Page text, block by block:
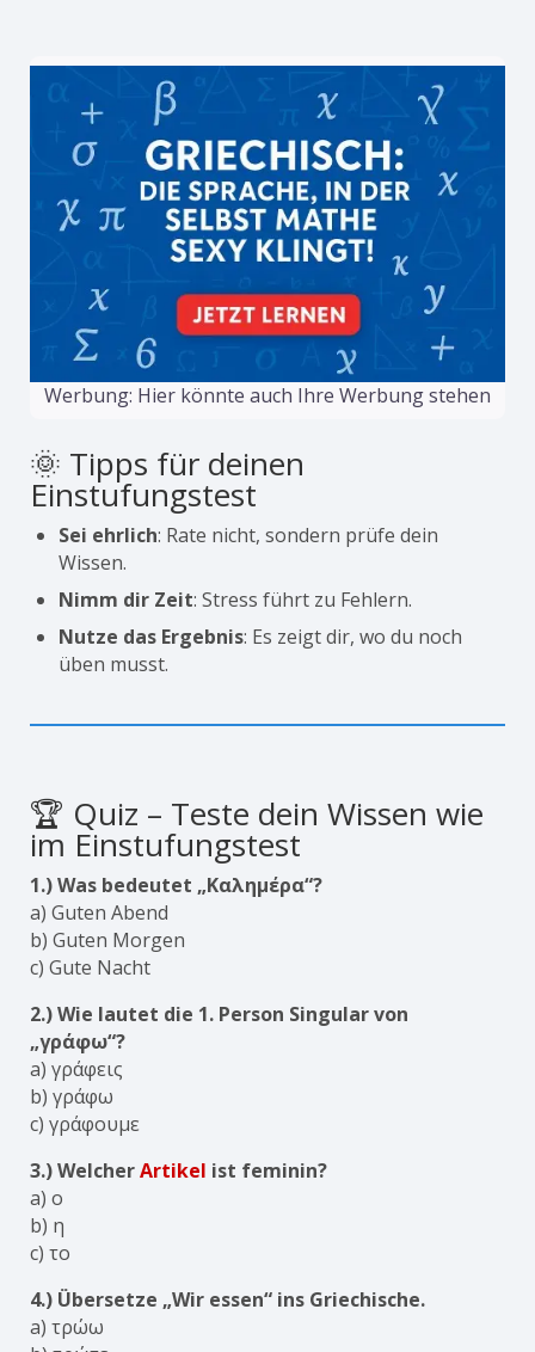
Werbung: Hier könnte auch Ihre Werbung stehen
🌞 Tipps für deinen
Einstufungstest
Sei ehrlich: Rate nicht, sondern prüfe dein
Wissen.
Nimm dir Zeit: Stress führt zu Fehlern.
Nutze das Ergebnis: Es zeigt dir, wo du noch
üben musst.
🏆 Quiz – Teste dein Wissen wie
im Einstufungstest
1.) Was bedeutet „Καλημέρα“?
a) Guten Abend
b) Guten Morgen
c) Gute Nacht
2.) Wie lautet die 1. Person Singular von
„γράφω“?
a) γράφεις
b) γράφω
c) γράφουμε
3.) WelcherArtikel ist feminin?
a) ο
b) η
c) το
4.) Übersetze „Wir essen“ ins Griechische.
a) τρώω